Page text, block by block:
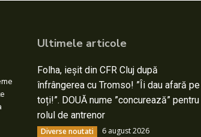
Ultimele articole
Folha, ieșit din CFR Cluj după
înfrângerea cu Tromso! ”Îi dau afară pe
toți!”. DOUĂ nume ”concurează” pentru
rolul de antrenor
Diverse noutati 6 august 2026